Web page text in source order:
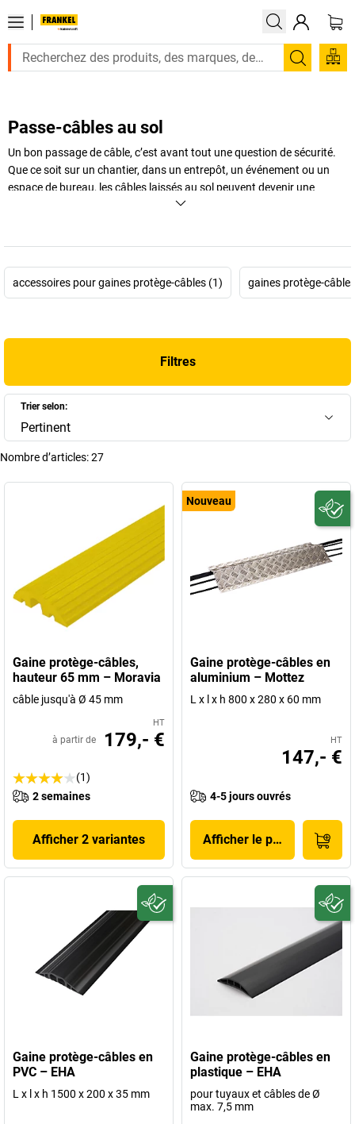
Passe-câbles au sol
Un bon passage de câble, c’est avant tout une question de sécurité.
Que ce soit sur un chantier, dans un entrepôt, un événement ou un
espace de bureau, les câbles laissés au sol peuvent devenir une
source de chutes, d'endommagements ou d’interruptions de service.
claire et durable. Simples à poser, résistants, adaptés aux charges
+Afficher plus
accessoires pour gaines protège-câbles (1) gaines protège-
Filtres
Trier selon:
Pertinent
Nombre d’articles:27
Gaine protège-câbles,
hauteur 65 mm – Moravia
câble jusqu'à Ø 45 mm
HT
à partir de 179,- €
(1)
2 semaines
Afficher 2 variantes
Nouveau
Gaine protège-câbles en
aluminium – Mottez
L x l x h 800 x 280 x 60 mm
HT
147,- €
4-5 jours ouvrés
Afficher le produit
Gaine protège-câbles en
PVC – EHA
L x l x h 1500 x 200 x 35 mm
Gaine protège-câbles en
plastique – EHA
pour tuyaux et câbles de Ø
max. 7,5 mm